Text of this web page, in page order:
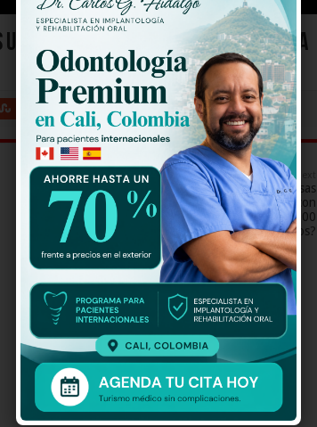
y China llegaron a una tregua
Stumbleupon LinkedIn Pinterest
Next
¿Apoya que las empresas
contraten mínimo 2 personas con
discapacidad por cada 100
empleados?